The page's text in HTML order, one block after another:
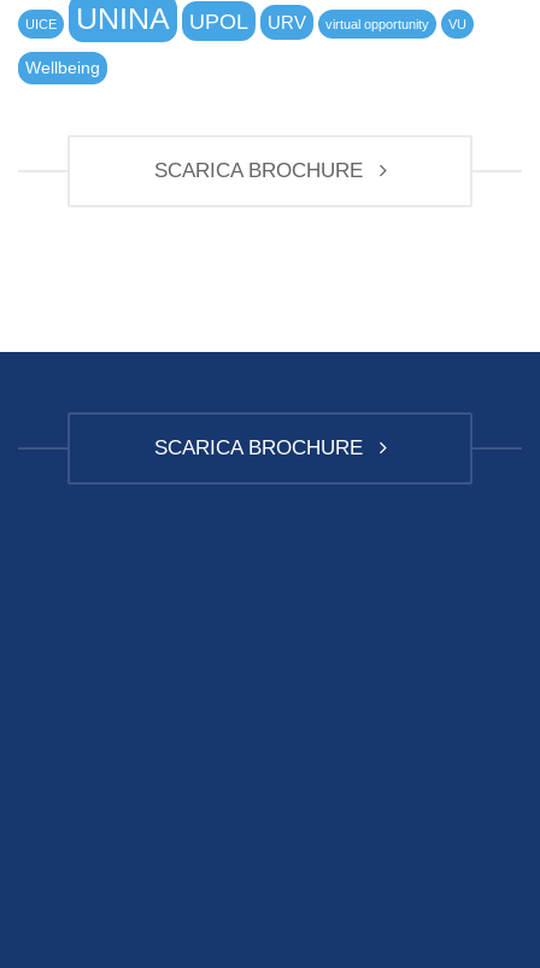
UICE UNINA UPOL URV virtual opportunity VU
Wellbeing
SCARICA BROCHURE
SCARICA BROCHURE